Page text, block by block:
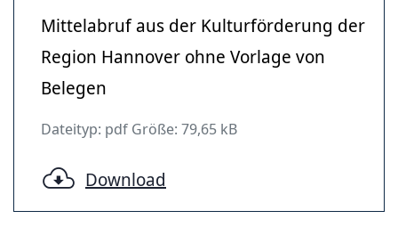
Mittelabruf aus der Kulturförderung der
Region Hannover ohne Vorlage von
Belegen
Dateityp: pdf Größe: 79,65 kB
Download